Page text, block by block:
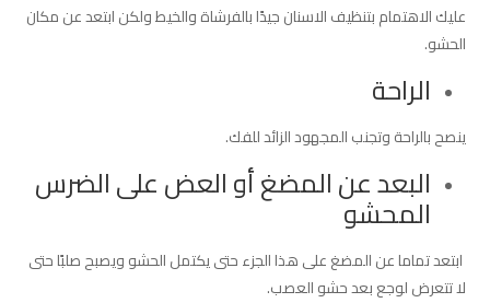
عليك الاهتمام بتنظيف الاسنان جيدًا بالفرشاة والخيط ولكن ابتعد عن مكان
الحشو.
الراحة
ينصح بالراحة وتجنب المجهود الزائد للفك.
البعد عن المضغ أو العض على الضرس
المحشو
ابتعد تماما عن المضغ على هذا الجزء حتى يكتمل الحشو ويصبح صلبًا حتى
لا تتعرض لوجع بعد حشو العصب.